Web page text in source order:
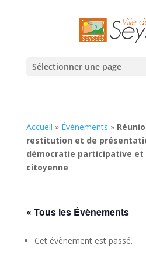
Sélectionner une page
Accueil » Évènements »
restitution et de
démocratie participative et
citoyenne
« Tous les Évènements
Cet évènement est passé.